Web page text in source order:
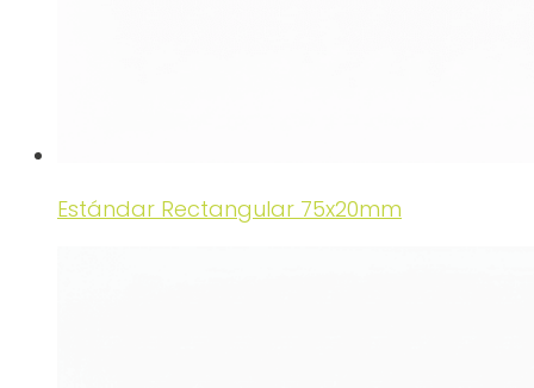
Estándar Rectangular 75x20mm